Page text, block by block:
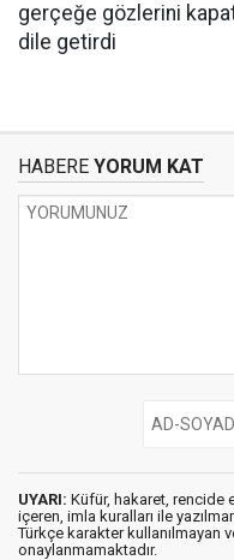
gerçeğe gözlerini
dile getirdi
HABERE YORUM KAT
UYARI: Küfür, hakaret, rencide
içeren, imla kuralları ile
Türkçe karakter kullanılmayan
onaylanmamaktadır.